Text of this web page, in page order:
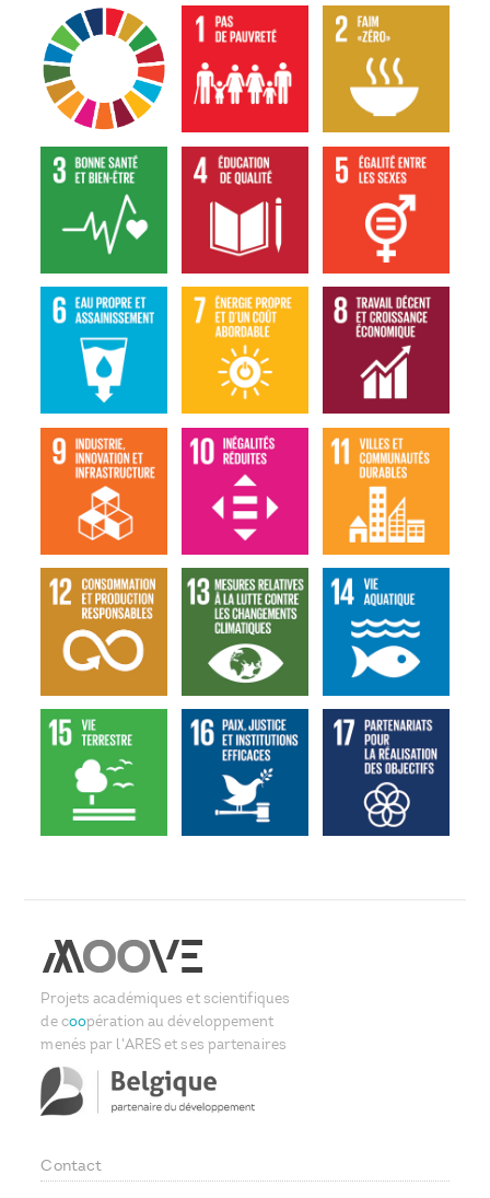
Projets académiques et scientifiques
de coopération au développement
menés par l'ARES et ses partenaires
Contact